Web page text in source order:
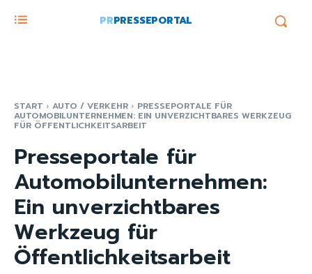
PRPRESSEPORTAL
START AUTO / VERKEHR PRESSEPORTALE FÜR
AUTOMOBILUNTERNEHMEN: EIN UNVERZICHTBARES WERKZEUG
FÜR ÖFFENTLICHKEITSARBEIT
Presseportale für
Automobilunternehmen:
Ein unverzichtbares
Werkzeug für
Öffentlichkeitsarbeit